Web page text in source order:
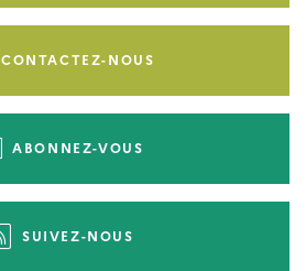
CONTACTEZ-NOUS
ABONNEZ-VOUS
SUIVEZ-NOUS